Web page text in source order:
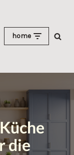
home
die